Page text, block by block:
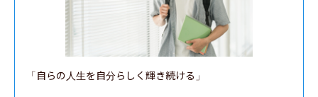
「自らの人生を自分らしく輝き続ける」